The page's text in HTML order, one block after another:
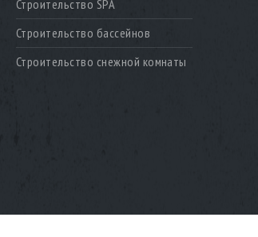
Строительство SPA
Строительство бассейнов
Строительство снежной комнаты